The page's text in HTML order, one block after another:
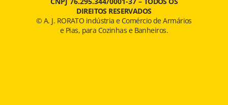
DIREITOS RESERVADOS
© A. J. RORATO indústria e Comércio de Armários
e Pias, para Cozinhas e Banheiros.